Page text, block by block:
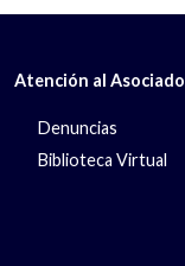
Atención al Asociado
Denuncias
Biblioteca Virtual